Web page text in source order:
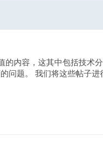
内容，这其中包括技术
问题。 我们将这些帖子进